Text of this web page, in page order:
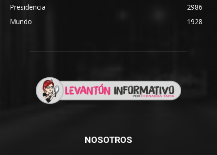
Presidencia
2986
Mundo
1928
NOSOTROS